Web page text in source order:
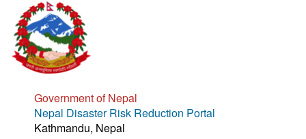
Government of Nepal
Nepal Disaster Risk Reduction Portal
Kathmandu, Nepal